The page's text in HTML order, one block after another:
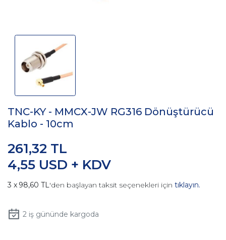
TNC-KY - MMCX-JW RG316 Dönüştürücü
Kablo - 10cm
4,55 USD + KDV
261,32 TL
98,60 TL'den başlayan taksit seçenekleri için tıklayın.
2iş gününde kargoda